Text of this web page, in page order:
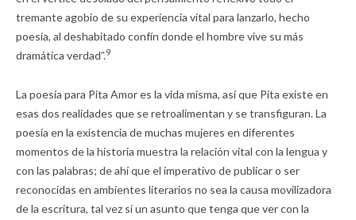
tremante agobio de su experiencia vital para lanzarlo, hecho
poesía, al deshabitado confín donde el hombre vive su más
dramática verdad”.9
La poesía para Pita Amor es la vida misma, así que Pita existe en
esas dos realidades que se retroalimentan y se transfiguran. La
poesía en la existencia de muchas mujeres en diferentes
momentos de la historia muestra la relación vital con la lengua y
con las palabras; de ahí que el imperativo de publicar o ser
reconocidas en ambientes literarios no sea la causa movilizadora
de la escritura, tal vez sí un asunto que tenga que ver con la